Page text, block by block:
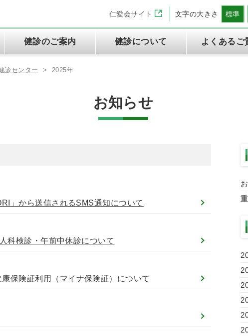
仁愛会サイト 文字の大きさ 標準
健診センターの特徴
健診のご案内
定期健康診断
健診について
ご予約とご来院の流れ
よくあるご
診センター > 2025年
お知らせ
」から送信されるSMS通知について
科検診・午前中休診について
保険証利用（マイナ保険証）について